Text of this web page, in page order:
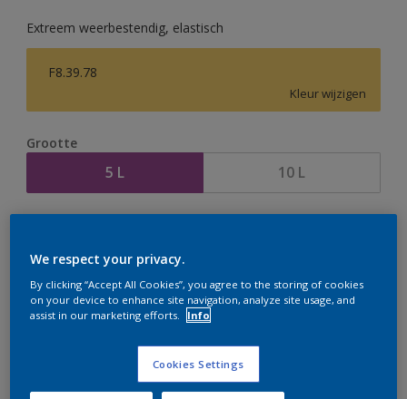
Extreem weerbestendig, elastisch
F8.39.78
Kleur wijzigen
Grootte
5 L 10 L
Op dit moment is het niet mogelijk dit product online
te bestellen. Houd de website in de gaten, we werken
er hard aan om de voorraad aan te vullen.
We respect your privacy.
By clicking “Accept All Cookies”, you agree to the storing of cookies
on your device to enhance site navigation, analyze site usage, and
assist in our marketing efforts.
Info
Cookies Settings